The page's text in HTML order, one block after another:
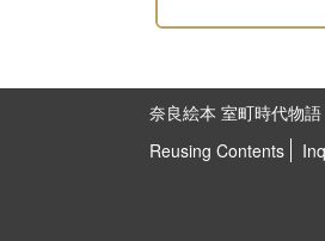
奈良絵本 室町時代物語
Reusing Contents